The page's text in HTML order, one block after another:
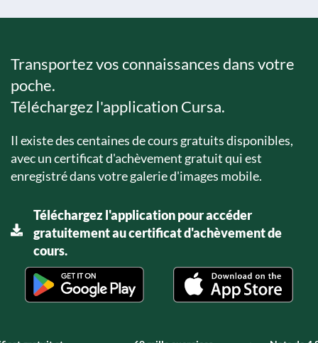
Transportez vos connaissances dans votre
poche.
Téléchargez l'application Cursa.
Il existe des centaines de cours gratuits disponibles,
avec un certificat d'achèvement gratuit qui est
enregistré dans votre galerie d'images mobile.
Téléchargez l'application pour accéder
gratuitement au certificat d'achèvement de
cours.